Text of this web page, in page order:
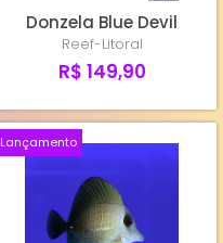
Donzela Blue Devil
Reef-Litoral
R$ 149,90
Lançamento